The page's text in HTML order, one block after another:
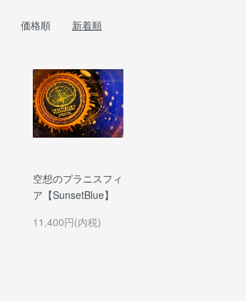
価格順 新着順
空想のプラニスフィ
ア【SunsetBlue】
11,400円(内税)